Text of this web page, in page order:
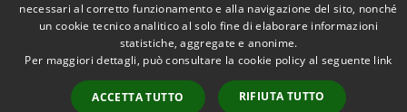
necessari al corretto funzionamento e alla navigazione del sito, nonché
un cookie tecnico analitico al solo fine di elaborare informazioni
statistiche, aggregate e anonime.
Per maggiori dettagli, può consultare la cookie policy al seguente link
ACCETTA TUTTO RIFIUTA TUTTO